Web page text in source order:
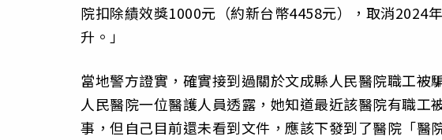
院扣除績效獎1000元（約新台幣4458元），取消2024
升。」
當地警方證實，確實接到過關於文成縣人民醫院職工被
人民醫院一位醫護人員透露，她知道最近該醫院有職工
事，但自己目前還未看到文件，應該下發到了醫院「醫